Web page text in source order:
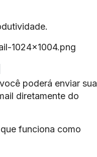
1024×1004.png
poderá enviar
diretamente do
funciona como